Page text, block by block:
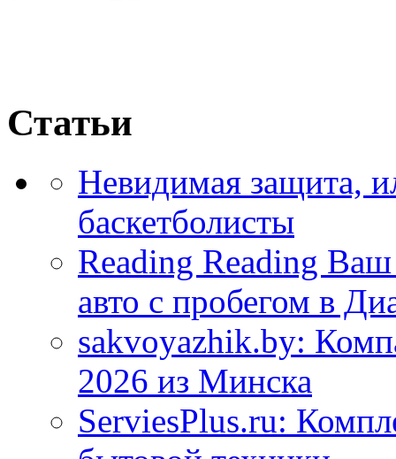
Статьи
Невидимая защита,
баскетболисты
Reading Reading
авто с пробегом в
sakvoyazhik.by:
2026 из Минска
ServiesPlus.ru: